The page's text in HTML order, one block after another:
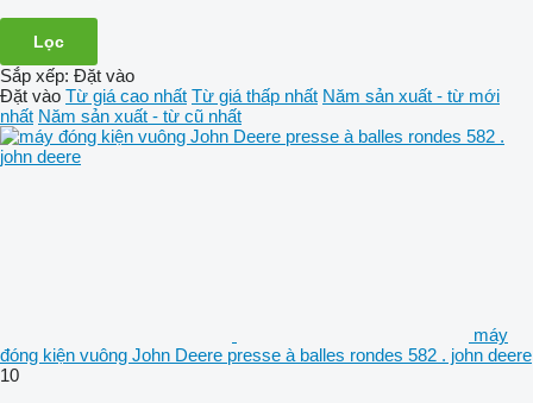
Lọc
Sắp xếp: Đặt vào
Đặt vào Từ giá cao nhất Từ giá thấp nhất Năm sản xuất - từ mới
nhất Năm sản xuất - từ cũ nhất
máy
đóng kiện vuông John Deere presse à balles rondes 582 . john deere
10